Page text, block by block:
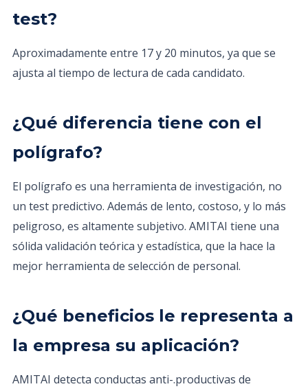
test?
Aproximadamente entre 17 y 20 minutos, ya que se
ajusta al tiempo de lectura de cada candidato.
¿Qué diferencia tiene con el
polígrafo?
El polígrafo es una herramienta de investigación, no
un test predictivo. Además de lento, costoso, y lo más
peligroso, es altamente subjetivo. AMITAI tiene una
sólida validación teórica y estadística, que la hace la
mejor herramienta de selección de personal.
¿Qué beneficios le representa a
la empresa su aplicación?
AMITAI detecta conductas anti-.productivas de